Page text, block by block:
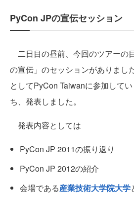
PyCon JPの宣伝セッション
二日目の昼前、今回のツアーの
の宣伝」のセッションがありまし
としてPyCon Taiwanに参加して
ち、発表しました。
発表内容としては
PyCon JP 2011の振り返り
PyCon JP 2012の紹介
会場である産業技術大学院大学